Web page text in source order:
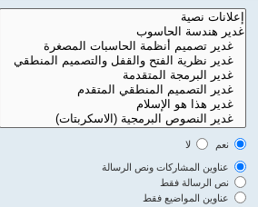
نعم
لا
عناوين المشاركات ونص الرسالة
نص الرسالة فقط
عناوين المواضيع فقط